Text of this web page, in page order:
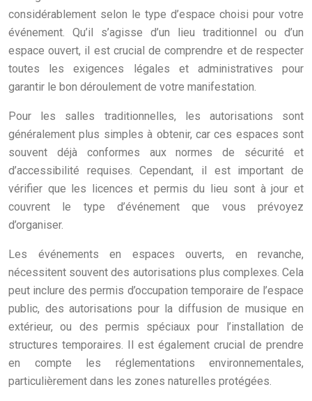
considérablement selon le type d’espace choisi pour votre
événement. Qu’il s’agisse d’un lieu traditionnel ou d’un
espace ouvert, il est crucial de comprendre et de respecter
toutes les exigences légales et administratives pour
garantir le bon déroulement de votre manifestation.
Pour les salles traditionnelles, les autorisations sont
généralement plus simples à obtenir, car ces espaces sont
souvent déjà conformes aux normes de sécurité et
d’accessibilité requises. Cependant, il est important de
vérifier que les licences et permis du lieu sont à jour et
couvrent le type d’événement que vous prévoyez
d’organiser.
Les événements en espaces ouverts, en revanche,
nécessitent souvent des autorisations plus complexes. Cela
peut inclure des permis d’occupation temporaire de l’espace
public, des autorisations pour la diffusion de musique en
extérieur, ou des permis spéciaux pour l’installation de
structures temporaires. Il est également crucial de prendre
en compte les réglementations environnementales,
particulièrement dans les zones naturelles protégées.